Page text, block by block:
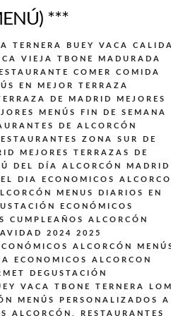
***
TERNERA BUEY VACA
VIEJA TBONE MADURADA
COMER COMIDA
EN MEJOR TERRAZA
DE MADRID
MEJORES
MENÚS FIN DE SEMANA
DE ALCORCÓN
ZONA SUR DE
MEJORES TERRAZAS DE
DEL DÍA ALCORCÓN MADRID
DIA ECONOMICOS
MENUS DIARIOS EN
ECONÓMICOS
CUMPLEAÑOS ALCORCÓN
2024 2025
ALCORCÓN
ECONOMICOS ALCORCON
DEGUSTACIÓN
VACA TBONE TERNERA
MENÚS PERSONALIZADOS A
ALCORCÓN, RESTAURANTES